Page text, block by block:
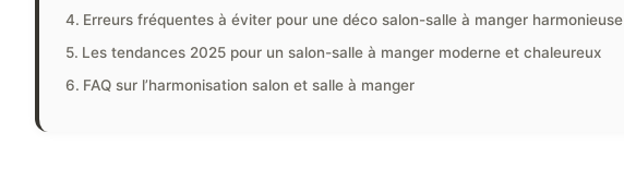
Erreurs fréquentes à éviter pour une déco salon-salle à manger harmonieuse
Les tendances 2025 pour un salon-salle à manger moderne et chaleureux
FAQ sur l’harmonisation salon et salle à manger